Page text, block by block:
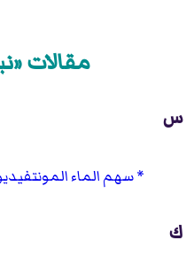
مقالات
س
سهم الماء
ك